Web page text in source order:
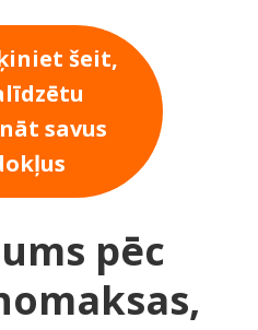
šeit,
savus
pēc